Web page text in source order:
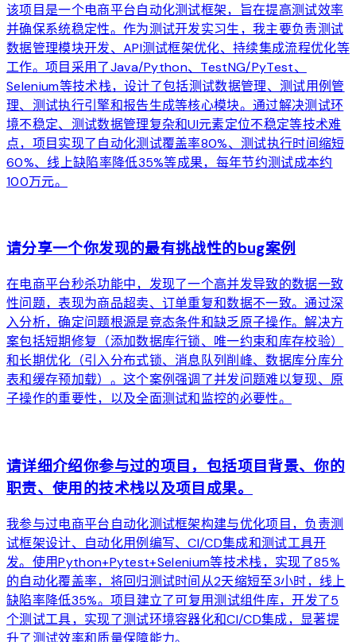
该项目是一个电商平台自动化测试框架，旨在提高测试效率
并确保系统稳定性。作为测试开发实习生，我主要负责测试
数据管理模块开发、API测试框架优化、持续集成流程优化等
工作。项目采用了Java/Python、TestNG/PyTest、
Selenium等技术栈，设计了包括测试数据管理、测试用例管
理、测试执行引擎和报告生成等核心模块。通过解决测试环
境不稳定、测试数据管理复杂和UI元素定位不稳定等技术难
点，项目实现了自动化测试覆盖率80%、测试执行时间缩短
60%、线上缺陷率降低35%等成果，每年节约测试成本约
100万元。
请分享一个你发现的最有挑战性的bug案例
在电商平台秒杀功能中，发现了一个高并发导致的数据一致
性问题，表现为商品超卖、订单重复和数据不一致。通过深
入分析，确定问题根源是竞态条件和缺乏原子操作。解决方
案包括短期修复（添加数据库行锁、唯一约束和库存校验）
和长期优化（引入分布式锁、消息队列削峰、数据库分库分
表和缓存预加载）。这个案例强调了并发问题难以复现、原
子操作的重要性，以及全面测试和监控的必要性。
请详细介绍你参与过的项目，包括项目背景、你的
职责、使用的技术栈以及项目成果。
我参与过电商平台自动化测试框架构建与优化项目，负责测
试框架设计、自动化用例编写、CI/CD集成和测试工具开
发。使用Python+Pytest+Selenium等技术栈，实现了85%
的自动化覆盖率，将回归测试时间从2天缩短至3小时，线上
缺陷率降低35%。项目建立了可复用测试组件库，开发了5
个测试工具，实现了测试环境容器化和CI/CD集成，显著提
升了测试效率和质量保障能力。